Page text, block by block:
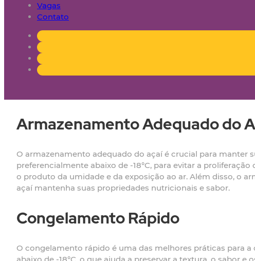
Vagas
Contato
Armazenamento Adequado do
O armazenamento adequado do açaí é crucial para manter
preferencialmente abaixo de -18°C, para evitar a
o produto da umidade e da exposição ao ar. Além disso, o
açaí mantenha suas propriedades nutricionais e sabor.
Congelamento Rápido
O congelamento rápido é uma das melhores práticas para
abaixo de -18°C, o que ajuda a preservar a textura, o sabor